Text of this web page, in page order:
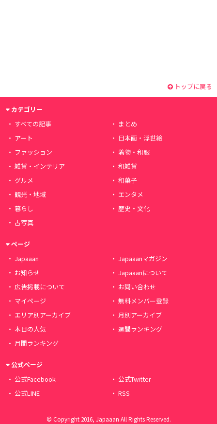
トップに戻る
カテゴリー
すべての記事
まとめ
アート
日本画・浮世絵
ファッション
着物・和服
雑貨・インテリア
和雑貨
グルメ
和菓子
観光・地域
エンタメ
暮らし
歴史・文化
古写真
ページ
Japaaan
Japaaanマガジン
お知らせ
Japaaanについて
広告掲載について
お問い合わせ
マイページ
無料メンバー登録
エリア別アーカイブ
月別アーカイブ
本日の人気
週間ランキング
月間ランキング
公式ページ
公式Facebook
公式Twitter
公式LINE
RSS
© Copyright 2016, Japaaan All Rights Reserved.